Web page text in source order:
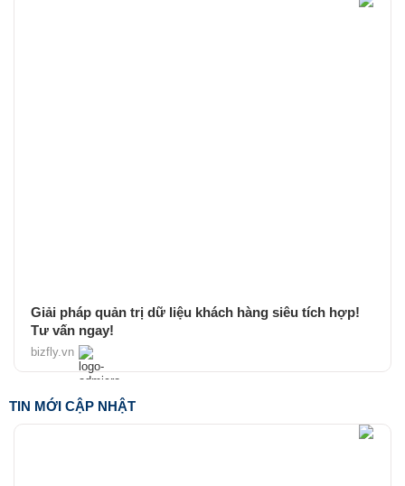
Giải pháp quản trị dữ liệu khách hàng siêu tích hợp!
Tư vấn ngay!
bizfly.vn
TIN MỚI CẬP NHẬT